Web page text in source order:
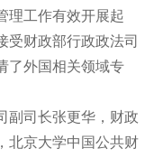
理工作有效开展起
受财政部行政政法司
了外国相关领域专
副司长张更华，财政
北京大学中国公共财